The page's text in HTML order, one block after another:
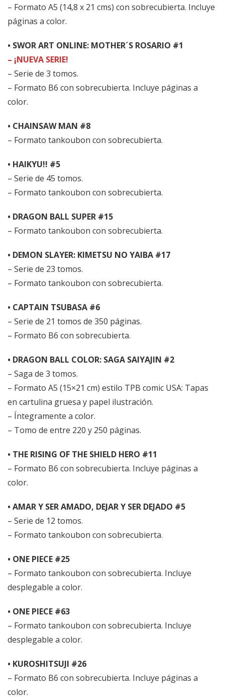
– Formato A5 (14,8 x 21 cms) con sobrecubierta. Incluye
páginas a color.
• SWOR ART ONLINE: MOTHER´S ROSARIO #1
– ¡NUEVA SERIE!
– Serie de 3 tomos.
– Formato B6 con sobrecubierta. Incluye páginas a
color.
• CHAINSAW MAN #8
– Formato tankoubon con sobrecubierta.
• HAIKYU!! #5
– Serie de 45 tomos.
– Formato tankoubon con sobrecubierta.
• DRAGON BALL SUPER #15
– Formato tankoubon con sobrecubierta.
• DEMON SLAYER: KIMETSU NO YAIBA #17
– Serie de 23 tomos.
– Formato tankoubon con sobrecubierta.
• CAPTAIN TSUBASA #6
– Serie de 21 tomos de 350 páginas.
– Formato B6 con sobrecubierta.
• DRAGON BALL COLOR: SAGA SAIYAJIN #2
– Saga de 3 tomos.
– Formato A5 (15×21 cm) estilo TPB comic USA: Tapas
en cartulina gruesa y papel ilustración.
– Íntegramente a color.
– Tomo de entre 220 y 250 páginas.
• THE RISING OF THE SHIELD HERO #11
– Formato B6 con sobrecubierta. Incluye páginas a
color.
• AMAR Y SER AMADO, DEJAR Y SER DEJADO #5
– Serie de 12 tomos.
– Formato tankoubon con sobrecubierta.
• ONE PIECE #25
– Formato tankoubon con sobrecubierta. Incluye
desplegable a color.
• ONE PIECE #63
– Formato tankoubon con sobrecubierta. Incluye
desplegable a color.
• KUROSHITSUJI #26
– Formato B6 con sobrecubierta. Incluye páginas a
color.